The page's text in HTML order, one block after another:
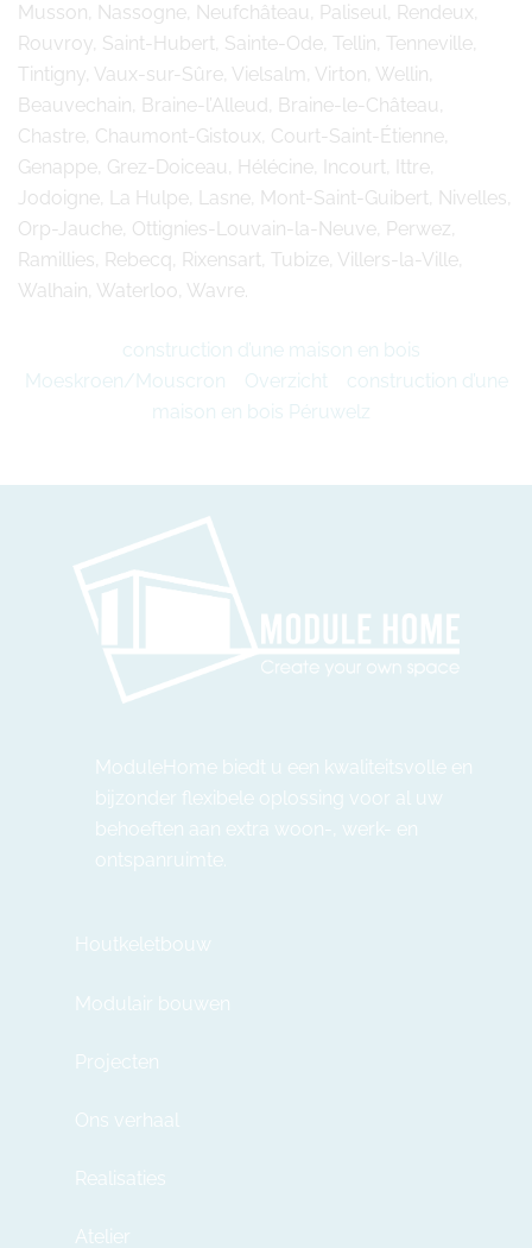
Musson, Nassogne, Neufchâteau, Paliseul, Rendeux,
Rouvroy, Saint-Hubert, Sainte-Ode, Tellin, Tenneville,
Tintigny, Vaux-sur-Sûre, Vielsalm, Virton, Wellin,
Beauvechain, Braine-l’Alleud, Braine-le-Château,
Chastre, Chaumont-Gistoux, Court-Saint-Étienne,
Genappe, Grez-Doiceau, Hélécine, Incourt, Ittre,
Jodoigne, La Hulpe, Lasne, Mont-Saint-Guibert, Nivelles,
Orp-Jauche, Ottignies-Louvain-la-Neuve, Perwez,
Ramillies, Rebecq, Rixensart, Tubize, Villers-la-Ville,
Walhain, Waterloo, Wavre.
construction d’une maison en bois
Moeskroen/Mouscron
Overzicht
construction d’une
maison en bois Péruwelz
ModuleHome biedt u een kwaliteitsvolle en
bijzonder flexibele oplossing voor al uw
behoeften aan extra woon-, werk- en
ontspanruimte.
Houtkeletbouw
Modulair bouwen
Projecten
Ons verhaal
Realisaties
Atelier